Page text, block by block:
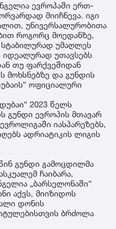
ევროპაში ერთ-
მიიჩნევა. იგი
უნივერსალურობითა
როგორც მოედანზე,
სტაბილურად უმაღლეს
იდეალურად უთავსებს
თუ ფარქვეშიდან
მოხსნებზე და გუნდის
ოფიციალური
2023 წელს
გუნდი ევროპის მთავარ
იასპარეზებს,
ადრიატიკის ლიგის
გუნდი გამოცდილმა
ჩაიბარა,
„ბარსელონაში“
აქვს, მიიზიდოს
დონის
ბრძოლა